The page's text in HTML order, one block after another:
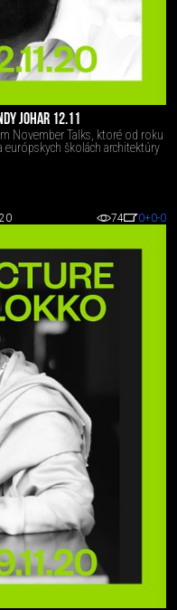
JOHAR 12.11
November Talks, ktoré od roku
školách architektúry
74 0+0-0